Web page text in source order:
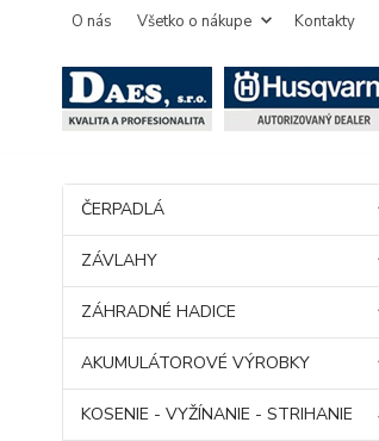
O nás Všetko o nákupe Kontakty
ČERPADLÁ
ZÁVLAHY
ZÁHRADNÉ HADICE
AKUMULÁTOROVÉ VÝROBKY
KOSENIE - VYŽÍNANIE - STRIHANIE